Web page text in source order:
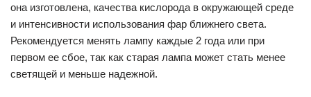
она изготовлена, качества кислорода в окружающей среде
и интенсивности использования фар ближнего света.
Рекомендуется менять лампу каждые 2 года или при
первом ее сбое, так как старая лампа может стать менее
светящей и меньше надежной.